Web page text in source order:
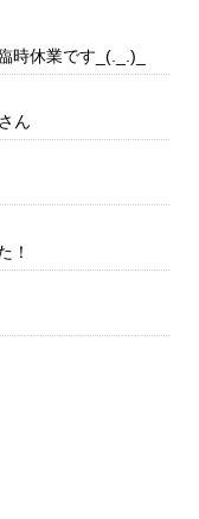
時休業です_(._.)_
ん
！